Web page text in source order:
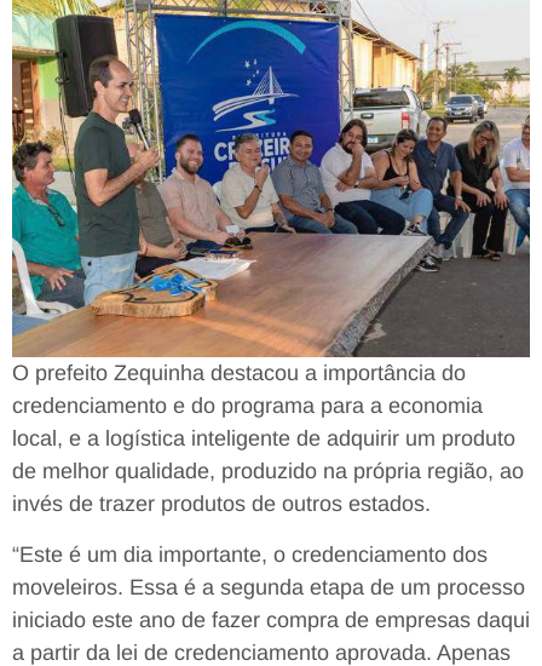
O prefeito Zequinha destacou a importância do
credenciamento e do programa para a economia
local, e a logística inteligente de adquirir um produto
de melhor qualidade, produzido na própria região, ao
invés de trazer produtos de outros estados.
“Este é um dia importante, o credenciamento dos
moveleiros. Essa é a segunda etapa de um processo
iniciado este ano de fazer compra de empresas daqui
a partir da lei de credenciamento aprovada. Apenas